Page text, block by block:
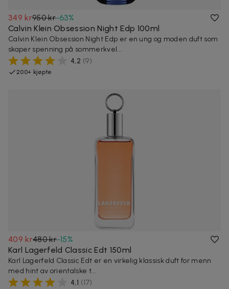
349 kr950 kr-63%
Calvin Klein Obsession Night Edp 100ml
Calvin Klein Obsession Night Edp er en ung og moden duft som
skaper spenning på sommerkvel...
4,2 (9)
200+ kjøpte
409 kr480 kr-15%
Karl Lagerfeld Classic Edt 150ml
Karl Lagerfeld Classic Edt er en virkelig klassisk duft for menn
med hint av orientalske t...
4,1 (17)